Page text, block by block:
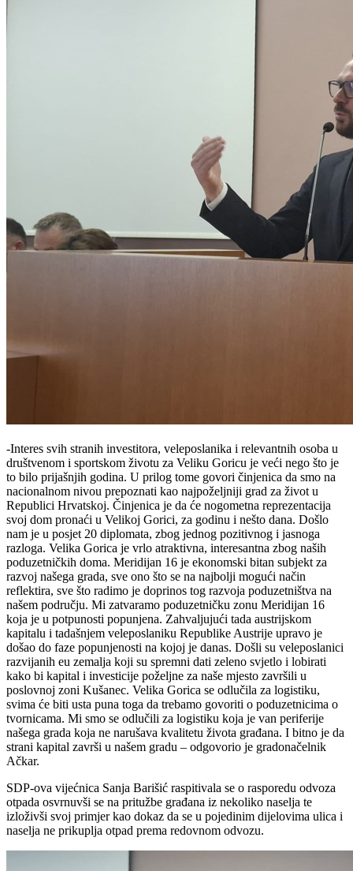
-Interes svih stranih investitora, veleposlanika i relevantnih osoba u
društvenom i sportskom životu za Veliku Goricu je veći nego što je
to bilo prijašnjih godina. U prilog tome govori činjenica da smo na
nacionalnom nivou prepoznati kao najpoželjniji grad za život u
Republici Hrvatskoj. Činjenica je da će nogometna reprezentacija
svoj dom pronaći u Velikoj Gorici, za godinu i nešto dana. Došlo
nam je u posjet 20 diplomata, zbog jednog pozitivnog i jasnoga
razloga. Velika Gorica je vrlo atraktivna, interesantna zbog naših
poduzetničkih doma. Meridijan 16 je ekonomski bitan subjekt za
razvoj našega grada, sve ono što se na najbolji mogući način
reflektira, sve što radimo je doprinos tog razvoja poduzetništva na
našem području. Mi zatvaramo poduzetničku zonu Meridijan 16
koja je u potpunosti popunjena. Zahvaljujući tada austrijskom
kapitalu i tadašnjem veleposlaniku Republike Austrije upravo je
došao do faze popunjenosti na kojoj je danas. Došli su veleposlanici
razvijanih eu zemalja koji su spremni dati zeleno svjetlo i lobirati
kako bi kapital i investicije poželjne za naše mjesto završili u
poslovnoj zoni Kušanec. Velika Gorica se odlučila za logistiku,
svima će biti usta puna toga da trebamo govoriti o poduzetnicima o
tvornicama. Mi smo se odlučili za logistiku koja je van periferije
našega grada koja ne narušava kvalitetu života građana. I bitno je da
strani kapital završi u našem gradu – odgovorio je gradonačelnik
Ačkar.
SDP-ova vijećnica Sanja Barišić raspitivala se o rasporedu odvoza
otpada osvrnuvši se na pritužbe građana iz nekoliko naselja te
izloživši svoj primjer kao dokaz da se u pojedinim dijelovima ulica i
naselja ne prikuplja otpad prema redovnom odvozu.